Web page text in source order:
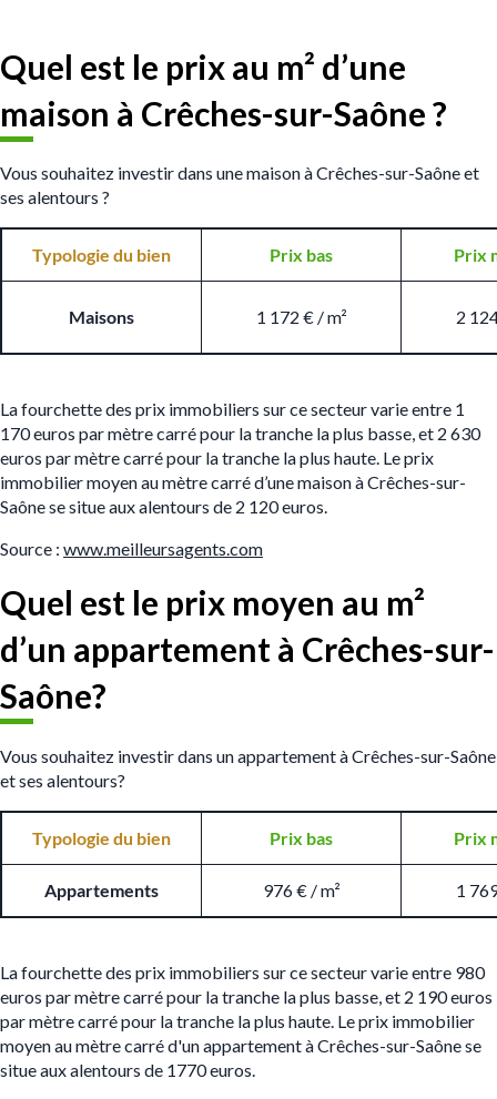
Quel est le prix au m² d’une
maison à Crêches-sur-Saône ?
Vous souhaitez investir dans une maison à Crêches-sur-Saône et
ses alentours ?
Typologie du bien Prix bas Prix
Maisons 1 172 € / m² 2
La fourchette des prix immobiliers sur ce secteur varie entre 1
170 euros par mètre carré pour la tranche la plus basse, et 2 630
euros par mètre carré pour la tranche la plus haute. Le prix
immobilier moyen au mètre carré d’une maison à Crêches-sur-
Saône se situe aux alentours de 2 120 euros.
Source : www.meilleursagents.com
Quel est le prix moyen au m²
d’un appartement à Crêches-sur-
Saône?
Vous souhaitez investir dans un appartement à Crêches-sur-Saône
et ses alentours?
Typologie du bien Prix bas Prix
Appartements 976 € / m² 1
La fourchette des prix immobiliers sur ce secteur varie entre 980
euros par mètre carré pour la tranche la plus basse, et 2 190 euros
par mètre carré pour la tranche la plus haute. Le prix immobilier
moyen au mètre carré d'un appartement à Crêches-sur-Saône se
situe aux alentours de 1770 euros.